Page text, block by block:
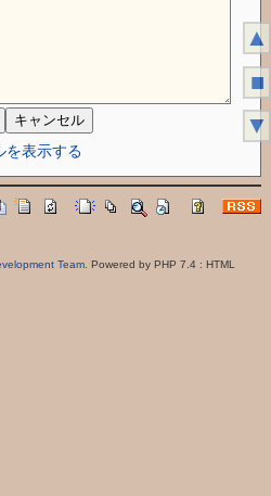
を表示する
Team. Powered by PHP 7.4 : HTML
▲
■
▼